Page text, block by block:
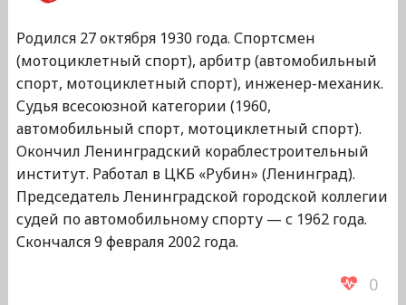
Родился 27 октября 1930 года. Спортсмен
(мотоциклетный спорт), арбитр (автомобильный
спорт, мотоциклетный спорт), инженер-механик.
Судья всесоюзной категории (1960,
автомобильный спорт, мотоциклетный спорт).
Окончил Ленинградский кораблестроительный
институт. Работал в ЦКБ «Рубин» (Ленинград).
Председатель Ленинградской городской коллегии
судей по автомобильному спорту — с 1962 года.
Скончался 9 февраля 2002 года.
0